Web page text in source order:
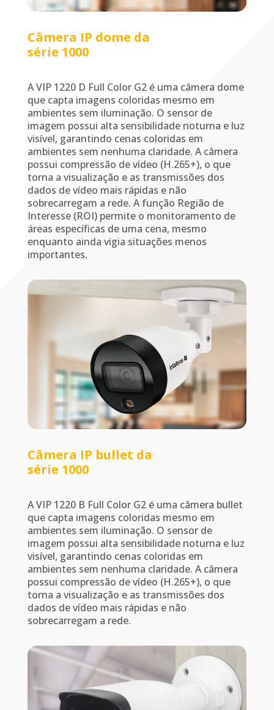
Câmera IP dome da
série 1000
A VIP 1220 D Full Color G2 é uma câmera dome
que capta imagens coloridas mesmo em
ambientes sem iluminação. O sensor de
imagem possui alta sensibilidade noturna e luz
visível, garantindo cenas coloridas em
ambientes sem nenhuma claridade. A câmera
possui compressão de vídeo (H.265+), o que
torna a visualização e as transmissões dos
dados de vídeo mais rápidas e não
sobrecarregam a rede. A função Região de
Interesse (ROI) permite o monitoramento de
áreas específicas de uma cena, mesmo
enquanto ainda vigia situações menos
importantes.
Câmera IP bullet da
série 1000
A VIP 1220 B Full Color G2 é uma câmera bullet
que capta imagens coloridas mesmo em
ambientes sem iluminação. O sensor de
imagem possui alta sensibilidade noturna e luz
visível, garantindo cenas coloridas em
ambientes sem nenhuma claridade. A câmera
possui compressão de vídeo (H.265+), o que
torna a visualização e as transmissões dos
dados de vídeo mais rápidas e não
sobrecarregam a rede.